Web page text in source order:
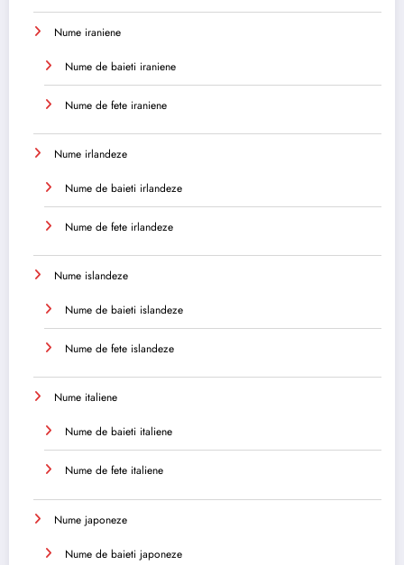
Nume iraniene
Nume de baieti iraniene
Nume de fete iraniene
Nume irlandeze
Nume de baieti irlandeze
Nume de fete irlandeze
Nume islandeze
Nume de baieti islandeze
Nume de fete islandeze
Nume italiene
Nume de baieti italiene
Nume de fete italiene
Nume japoneze
Nume de baieti japoneze